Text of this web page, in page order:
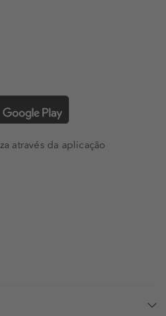
através da aplicação